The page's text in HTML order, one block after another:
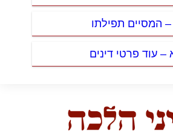
המסיים תפילתו
– עוד פרטי דינים